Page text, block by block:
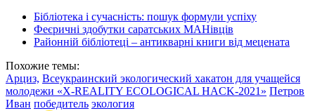
Бібліотека і сучасність: пошук формули успіху
Феєричні здобутки саратських МАНівців
Районній бібліотеці – антикварні книги від мецената
Похожие темы:
Арциз, Всеукраинский экологический хакатон для учащейся
молодежи «Х-REALITY ECOLOGICAL HACK-2021» Петров
Иван победитель экология